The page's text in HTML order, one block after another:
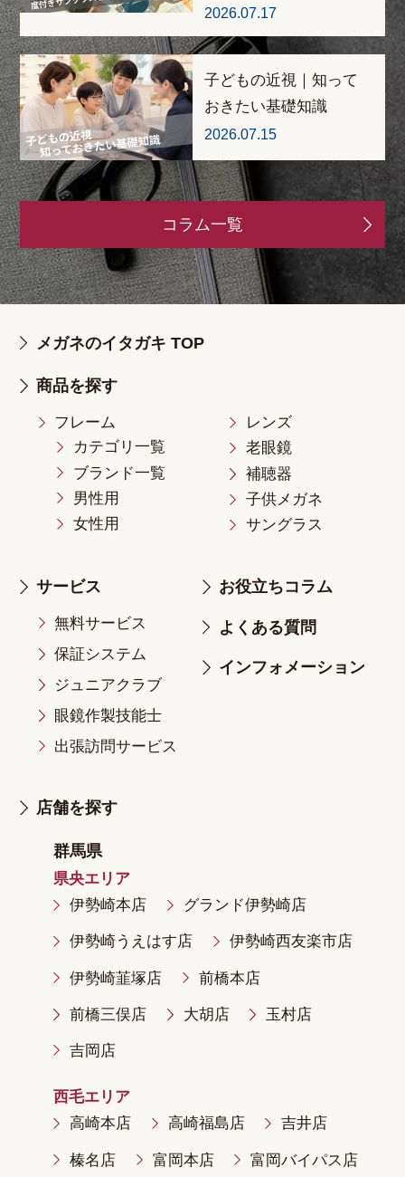
2026.07.17
子どもの近視｜知って
おきたい基礎知識
2026.07.15
コラム一覧
メガネのイタガキ TOP
商品を探す
フレーム
カテゴリ一覧
ブランド一覧
男性用
女性用
レンズ
老眼鏡
補聴器
子供メガネ
サングラス
サービス
無料サービス
保証システム
ジュニアクラブ
眼鏡作製技能士
出張訪問サービス
お役立ちコラム
よくある質問
インフォメーション
店舗を探す
群馬県
県央エリア
伊勢崎本店
グランド伊勢崎店
伊勢崎うえはす店 伊勢崎西友楽市店
伊勢崎韮塚店 前橋本店
前橋三俣店 大胡店 玉村店
吉岡店
西毛エリア
高崎本店
高崎福島店 吉井店
榛名店 富岡本店 富岡バイパス店